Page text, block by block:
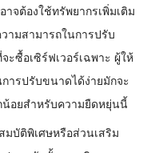
จต้องใช้ทรัพยากรเพิ่มเติม
ามสามารถในการปรับ
ะซื้อเซิร์ฟเวอร์เฉพาะ ผู้ให้
ารปรับขนาดได้ง่ายมักจะ
น้อยสำหรับความยืดหยุ่นนี้
มบัติพิเศษหรือส่วนเสริม